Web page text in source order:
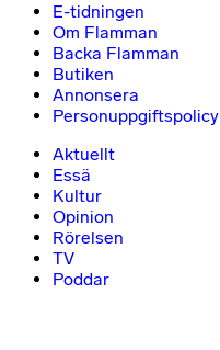
E-tidningen
Om Flamman
Backa Flamman
Butiken
Annonsera
Personuppgiftspolicy
Aktuellt
Essä
Kultur
Opinion
Rörelsen
TV
Poddar